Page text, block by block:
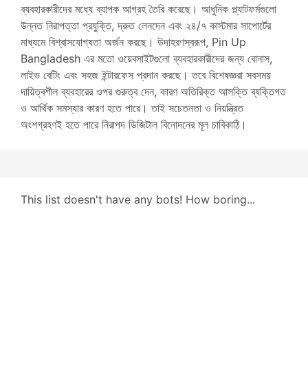
ব্যবহারকারীদের মধ্যে ব্যাপক আগ্রহ তৈরি করেছে। আধুনিক প্ল্যাটফর্মগুলো
উন্নত নিরাপত্তা প্রযুক্তি, দ্রুত লেনদেন এবং ২৪/৭ কাস্টমার সাপোর্টের
মাধ্যমে বিশ্বাসযোগ্যতা অর্জন করছে। উদাহরণস্বরূপ, Pin Up
Bangladesh এর মতো ওয়েবসাইটগুলো ব্যবহারকারীদের জন্য বোনাস,
লাইভ বেটিং এবং সহজ ইন্টারফেস প্রদান করছে। তবে বিশেষজ্ঞরা সবসময়
দায়িত্বশীল ব্যবহারের ওপর গুরুত্ব দেন, কারণ অতিরিক্ত আসক্তি ব্যক্তিগত
ও আর্থিক সমস্যার কারণ হতে পারে। তাই সচেতনতা ও নিয়ন্ত্রিত
অংশগ্রহণই হতে পারে নিরাপদ ডিজিটাল বিনোদনের মূল চাবিকাঠি।
This list doesn't have any bots! How boring...